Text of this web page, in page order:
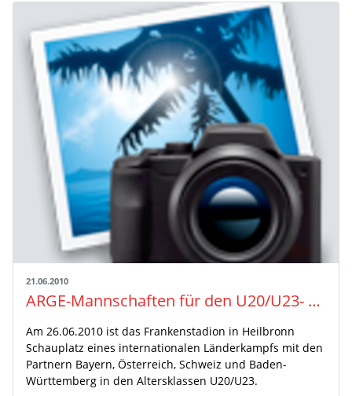
21.06.2010
ARGE-Mannschaften für den U20/U23- Länderkampf nominiert
Am 26.06.2010 ist das Frankenstadion in Heilbronn
Schauplatz eines internationalen Länderkampfs mit den
Partnern Bayern, Österreich, Schweiz und Baden-
Württemberg in den Altersklassen U20/U23.